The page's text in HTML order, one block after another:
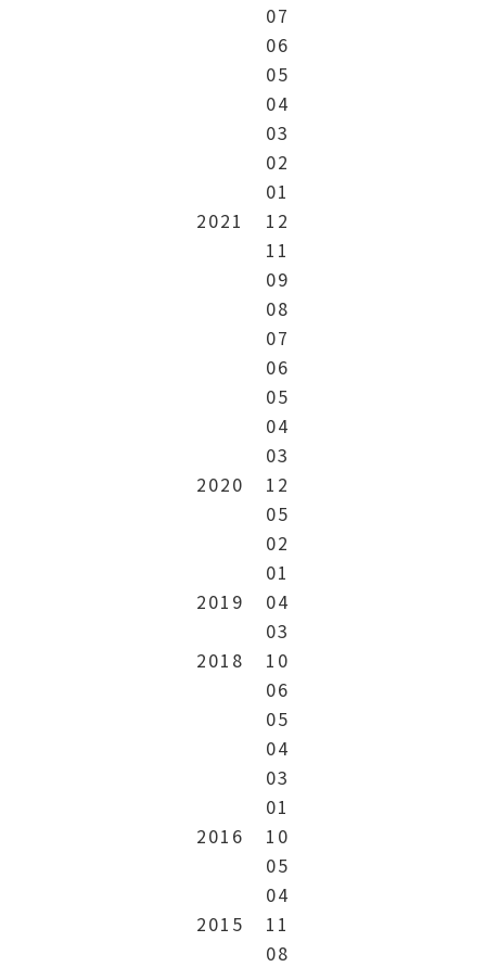
07
06
05
04
03
02
01
2021
12
11
09
08
07
06
05
04
03
2020
12
05
02
01
2019
04
03
2018
10
06
05
04
03
01
2016
10
05
04
2015
11
08